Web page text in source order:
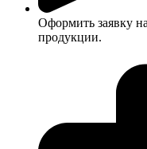
Оформить заявку
продукции.